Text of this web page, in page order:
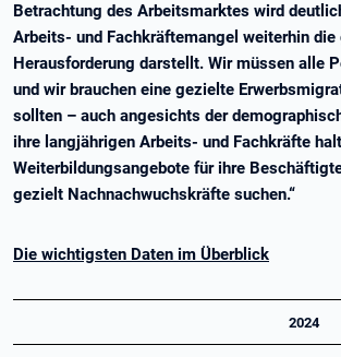
Betrachtung des Arbeitsmarktes wird
Arbeits- und Fachkräftemangel weiterhin die
Herausforderung darstellt. Wir müssen alle
und wir brauchen eine gezielte
sollten – auch angesichts der
ihre langjährigen Arbeits- und Fachkräfte
Weiterbildungsangebote für ihre
gezielt Nachnachwuchskräfte suchen.“
Die wichtigsten Daten im Überblick
2024